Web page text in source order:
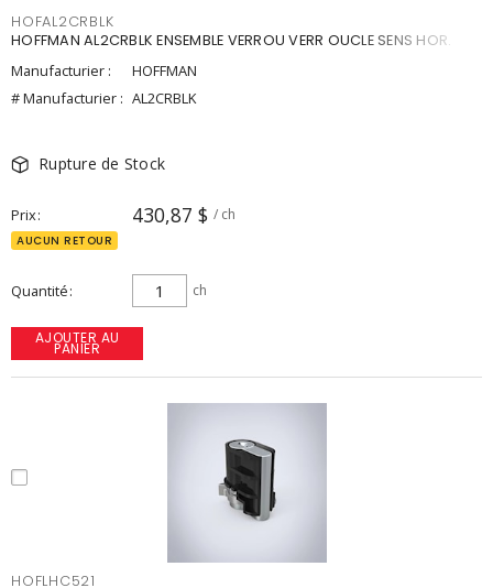
HOFAL2CRBLK
HOFFMAN AL2CRBLK ENSEMBLE VERROU VERR OUCLE SENS HOR.
Manufacturier :
HOFFMAN
# Manufacturier : AL2CRBLK
Rupture de Stock
Prix 430,87 $ / ch
AUCUN RETOUR
Quantité ch
AJOUTER AU
PANIER
HOFLHC521